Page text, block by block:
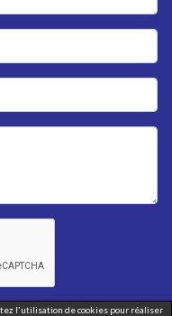
l'utilisation de cookies pour réaliser